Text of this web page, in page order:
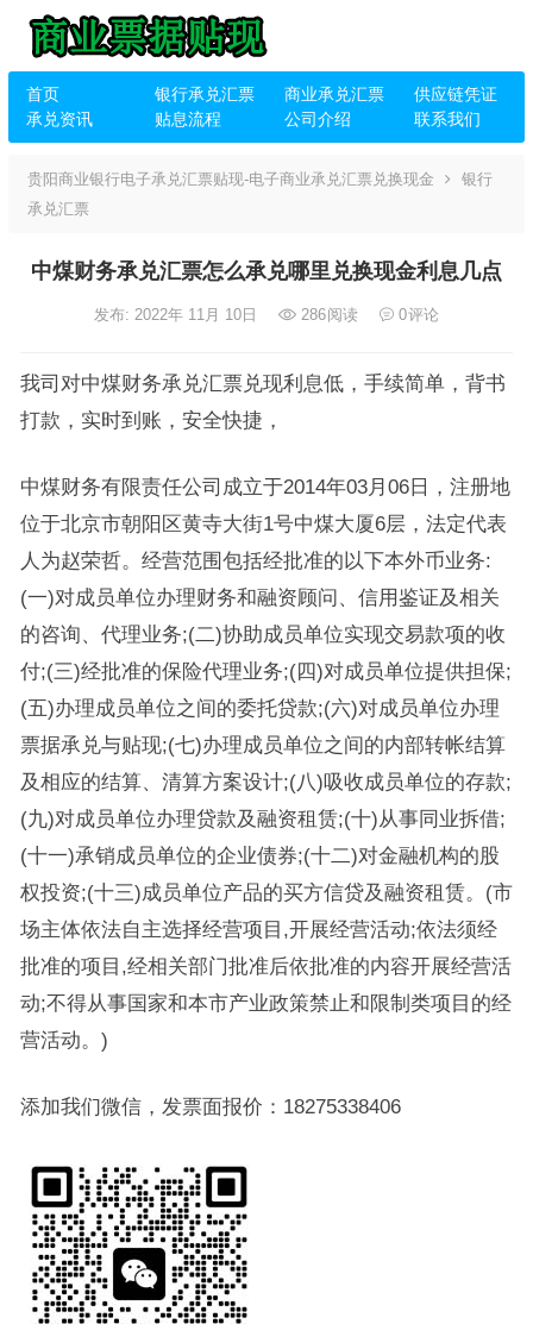
首页 银行承兑汇票 商业承兑汇票
供应链凭证
承兑资讯
贴息流程 公司介绍 联系我们
贵阳商业银行电子承兑汇票贴现-电子商业承兑汇票兑换现金
银行
承兑汇票
中煤财务承兑汇票怎么承兑哪里兑换现金利息几点
发布: 2022年 11月 10日 286阅读 0评论
我司对中煤财务承兑汇票兑现利息低，手续简单，背书
打款，实时到账，安全快捷，
中煤财务有限责任公司成立于2014年03月06日，注册地
位于北京市朝阳区黄寺大街1号中煤大厦6层，法定代表
人为赵荣哲。经营范围包括经批准的以下本外币业务:
(一)对成员单位办理财务和融资顾问、信用鉴证及相关
的咨询、代理业务;(二)协助成员单位实现交易款项的收
付;(三)经批准的保险代理业务;(四)对成员单位提供担保;
(五)办理成员单位之间的委托贷款;(六)对成员单位办理
票据承兑与贴现;(七)办理成员单位之间的内部转帐结算
及相应的结算、清算方案设计;(八)吸收成员单位的存款;
(九)对成员单位办理贷款及融资租赁;(十)从事同业拆借;
(十一)承销成员单位的企业债券;(十二)对金融机构的股
权投资;(十三)成员单位产品的买方信贷及融资租赁。(市
场主体依法自主选择经营项目,开展经营活动;依法须经
批准的项目,经相关部门批准后依批准的内容开展经营活
动;不得从事国家和本市产业政策禁止和限制类项目的经
营活动。)
添加我们微信，发票面报价：18275338406